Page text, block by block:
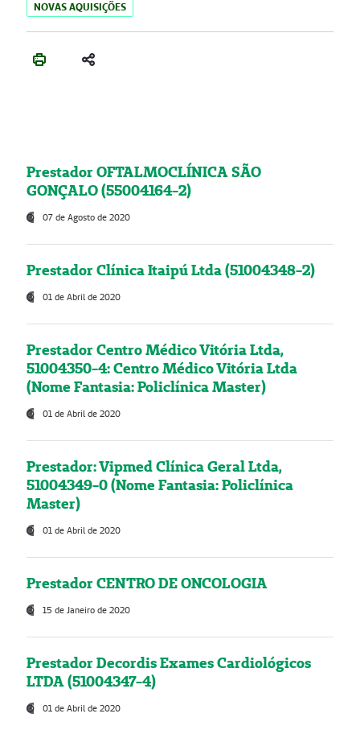
NOVAS AQUISIÇÕES
Prestador OFTALMOCLÍNICA SÃO
GONÇALO (55004164-2)
07 de Agosto de 2020
Prestador Clínica Itaipú Ltda (51004348-2)
01 de Abril de 2020
Prestador Centro Médico Vitória Ltda,
51004350-4: Centro Médico Vitória Ltda
(Nome Fantasia: Policlínica Master)
01 de Abril de 2020
Prestador: Vipmed Clínica Geral Ltda,
51004349-0 (Nome Fantasia: Policlínica
Master)
01 de Abril de 2020
Prestador CENTRO DE ONCOLOGIA
15 de Janeiro de 2020
Prestador Decordis Exames Cardiológicos
LTDA (51004347-4)
01 de Abril de 2020